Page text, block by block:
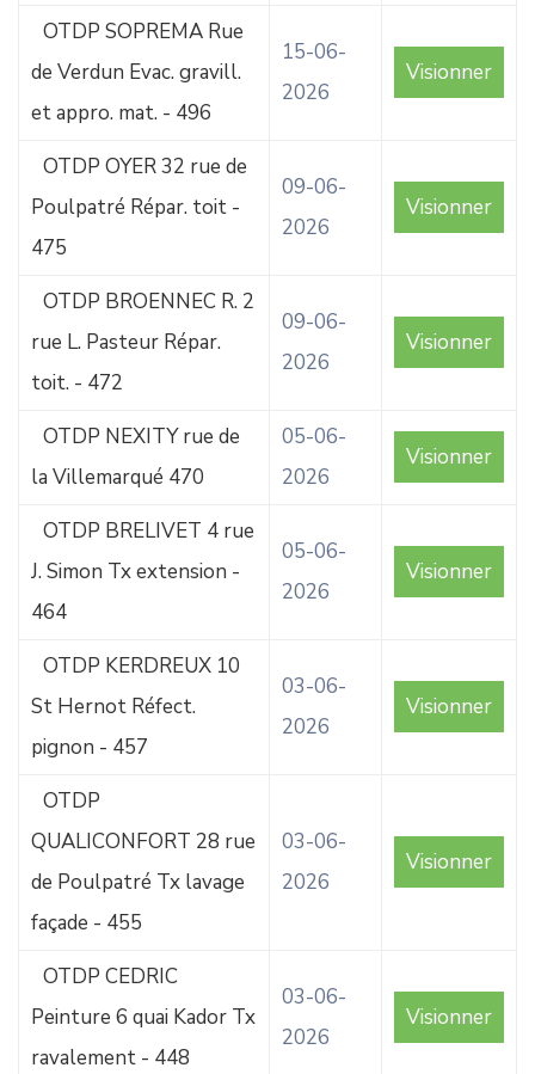
OTDP SOPREMA Rue
de Verdun Evac. gravill.
et appro. mat. - 496
15-06-
2026
Visionner
OTDP OYER 32 rue de
Poulpatré Répar. toit -
475
09-06-
2026
Visionner
OTDP BROENNEC R. 2
rue L. Pasteur Répar.
toit. - 472
09-06-
2026
Visionner
OTDP NEXITY rue de
la Villemarqué 470
05-06-
2026
Visionner
OTDP BRELIVET 4 rue
J. Simon Tx extension -
464
05-06-
2026
Visionner
OTDP KERDREUX 10
St Hernot Réfect.
pignon - 457
03-06-
2026
Visionner
OTDP
QUALICONFORT 28 rue
de Poulpatré Tx lavage
façade - 455
03-06-
2026
Visionner
OTDP CEDRIC
Peinture 6 quai Kador Tx
ravalement - 448
03-06-
2026
Visionner